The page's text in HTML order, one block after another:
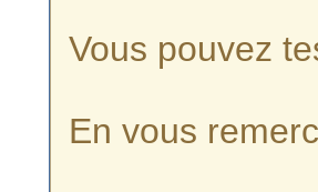
Vous pouvez
En vous